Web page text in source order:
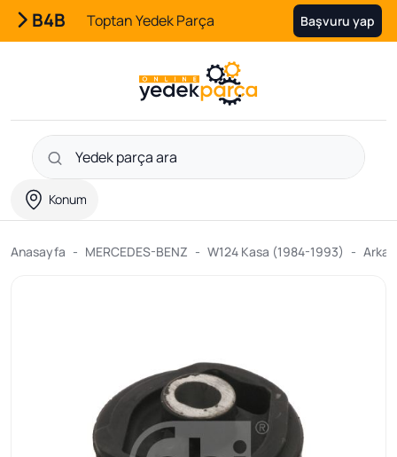
B4B Toptan Yedek Parça Başvuru yap
Konum
Anasayfa MERCEDES-BENZ W124 Kasa (1984-1993) Arka